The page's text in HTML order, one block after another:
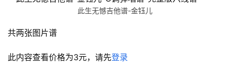
此生无憾吉他谱-金钰儿
共两张图片谱
此内容查看价格为3元，请先登录